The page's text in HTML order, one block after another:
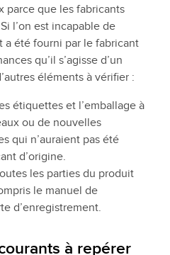
parce que les fabricants
l’on est incapable de
été fourni par le fabricant
qu’il s’agisse d’un
éléments à vérifier :
étiquettes et l’emballage à
ou de nouvelles
qui n’auraient pas été
d’origine.
les parties du produit
le manuel de
d’enregistrement.
à repérer